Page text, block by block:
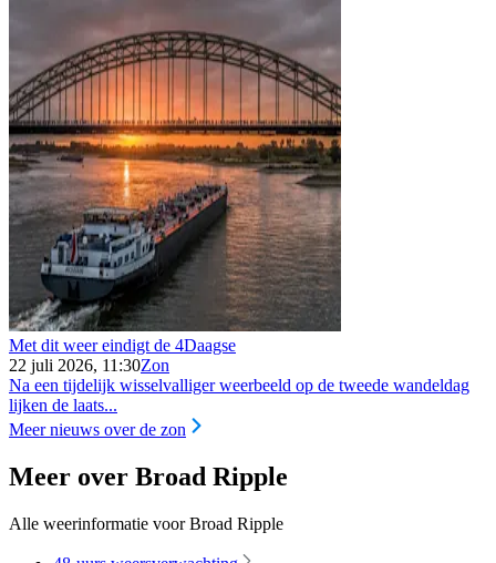
Met dit weer eindigt de 4Daagse
22 juli 2026, 11:30Zon
Na een tijdelijk wisselvalliger weerbeeld op de tweede wandeldag
lijken de laats...
Meer nieuws over de zon
Meer over Broad Ripple
Alle weerinformatie voor Broad Ripple